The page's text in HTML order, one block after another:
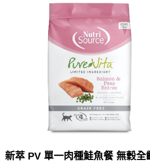
新萃 PV 單一肉種鮭魚餐 無穀全